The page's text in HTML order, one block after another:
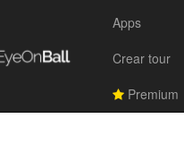
Apps
Crear tour
Premium